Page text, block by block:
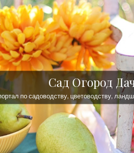
Сад Огород
по садоводству, цветоводству,